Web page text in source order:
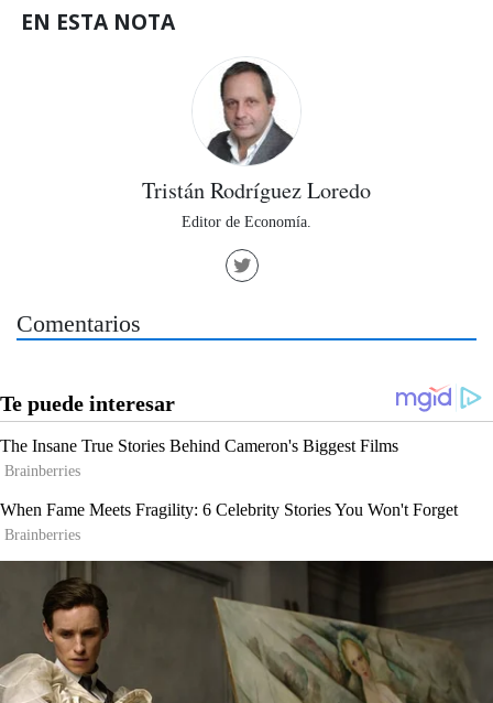
EN ESTA NOTA
Tristán Rodríguez Loredo
Editor de Economía.
Comentarios